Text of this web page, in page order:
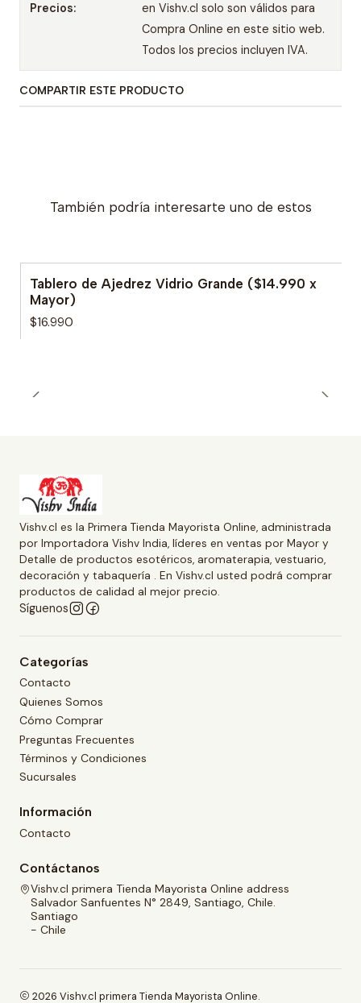
Precios:
en Vishv.cl solo son válidos para
Compra Online en este sitio web.
Todos los precios incluyen IVA.
COMPARTIR ESTE PRODUCTO
También podría interesarte uno de estos
Tablero de Ajedrez Vidrio Grande ($14.990 x
Mayor)
$16.990
Vishv.cl es la Primera Tienda Mayorista Online, administrada
por Importadora Vishv India, líderes en ventas por Mayor y
Detalle de productos esotéricos, aromaterapia, vestuario,
decoración y tabaquería . En Vishv.cl usted podrá comprar
productos de calidad al mejor precio.
Síguenos
Categorías
Contacto
Quienes Somos
Cómo Comprar
Preguntas Frecuentes
Términos y Condiciones
Sucursales
Información
Contacto
Contáctanos
Vishv.cl primera Tienda Mayorista Online address
Salvador Sanfuentes N° 2849, Santiago, Chile.
Santiago
- Chile
2026 Vishv.cl primera Tienda Mayorista Online.